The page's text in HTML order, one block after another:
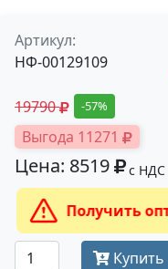
Артикул:
НФ-00129109
19790 -57%
Выгода 11271
Цена: 8519 с НДС
Купить